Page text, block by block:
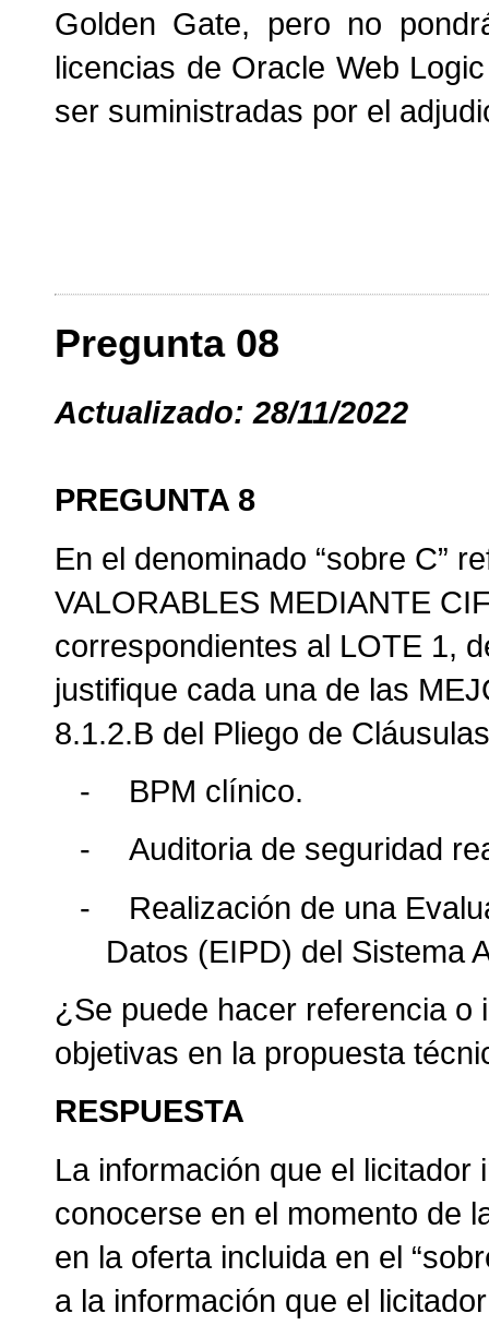
Golden Gate, pero no
licencias de Oracle Web
ser suministradas por el
Pregunta 08
Actualizado: 28/11/2022
PREGUNTA 8
En el denominado “sobre C”
VALORABLES MEDIANTE
correspondientes al LOTE 1,
justifique cada una de las
8.1.2.B del Pliego de
-
BPM clínico.
-
Auditoria de seguridad
-
Realización de una
Datos (EIPD) del Sistema
¿Se puede hacer referencia o
objetivas en la propuesta
RESPUESTA
La información que el licitador
conocerse en el momento de
en la oferta incluida en el
a la información que el